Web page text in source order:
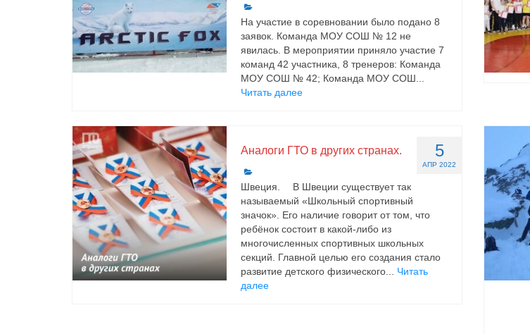
На участие в соревновании было подано 8
заявок. Команда МОУ СОШ № 12 не
явилась. В мероприятии приняло участие 7
команд 42 участника, 8 тренеров: Команда
МОУ СОШ № 42; Команда МОУ СОШ...
Читать далее
5
АПР 2022
Аналоги ГТО в других странах.
Швеция. ⠀ В Швеции существует так
называемый «Школьный спортивный
значок». Его наличие говорит от том, что
ребёнок состоит в какой-либо из
многочисленных спортивных школьных
секций. Главной целью его создания стало
развитие детского физического... Читать
далее